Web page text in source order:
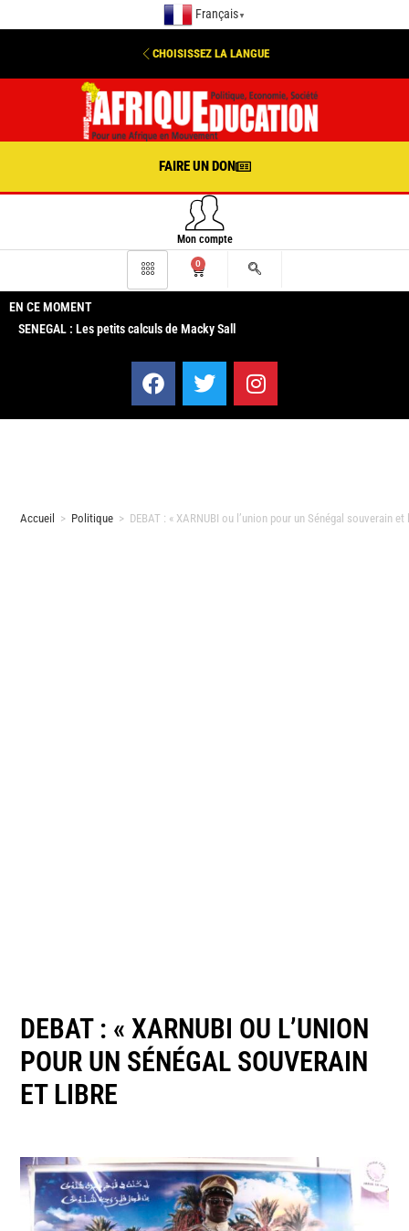
Français ▼
CHOISISSEZ LA LANGUE
FAIRE UN DON
Mon compte
0
EN CE MOMENT
SENEGAL : Les petits calculs de Macky Sall
Accueil > Politique > DEBAT : « XARNUBI ou l’union pour un Sénégal souverain et
DEBAT : « XARNUBI OU L’UNION
POUR UN SÉNÉGAL SOUVERAIN
ET LIBRE